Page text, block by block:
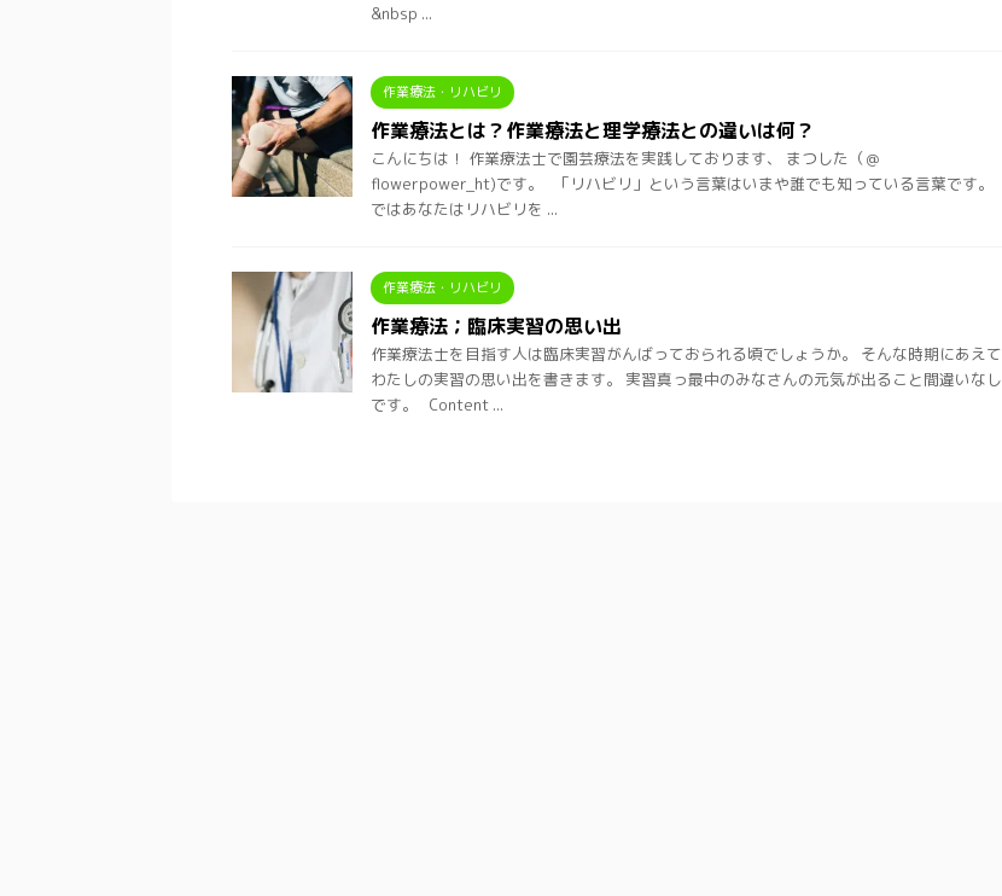
&nbsp ...
作業療法・リハビリ
作業療法とは？作業療法と理学療法との違いは何？
こんにちは！ 作業療法士で園芸療法を実践しております、 まつした（＠
flowerpower_ht)です。 「リハビリ」という言葉はいまや誰でも知っている言葉です。
ではあなたはリハビリを ...
作業療法・リハビリ
作業療法；臨床実習の思い出
作業療法士を目指す人は臨床実習がんばっておられる頃でしょうか。 そんな時期にあえて
わたしの実習の思い出を書きます。 実習真っ最中のみなさんの元気が出ること間違いなし
です。 Content ...